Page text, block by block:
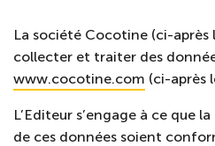
La société Cocotine (ci-après
collecter et traiter des
www.cocotine.com (ci-après
L’Editeur s’engage à ce que
de ces données soient